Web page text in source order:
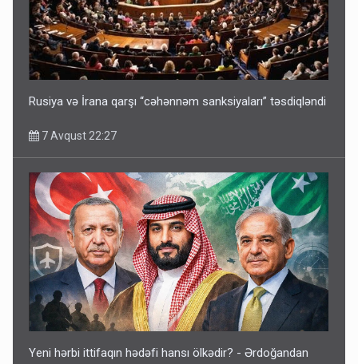
Rusiya və İrana qarşı “cəhənnəm sanksiyaları” təsdiqləndi
7 Avqust 22:27
Yeni hərbi ittifaqın hədəfi hansı ölkədir? - Ərdoğandan